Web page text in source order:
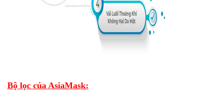
Bộ lọc của AsiaMask: